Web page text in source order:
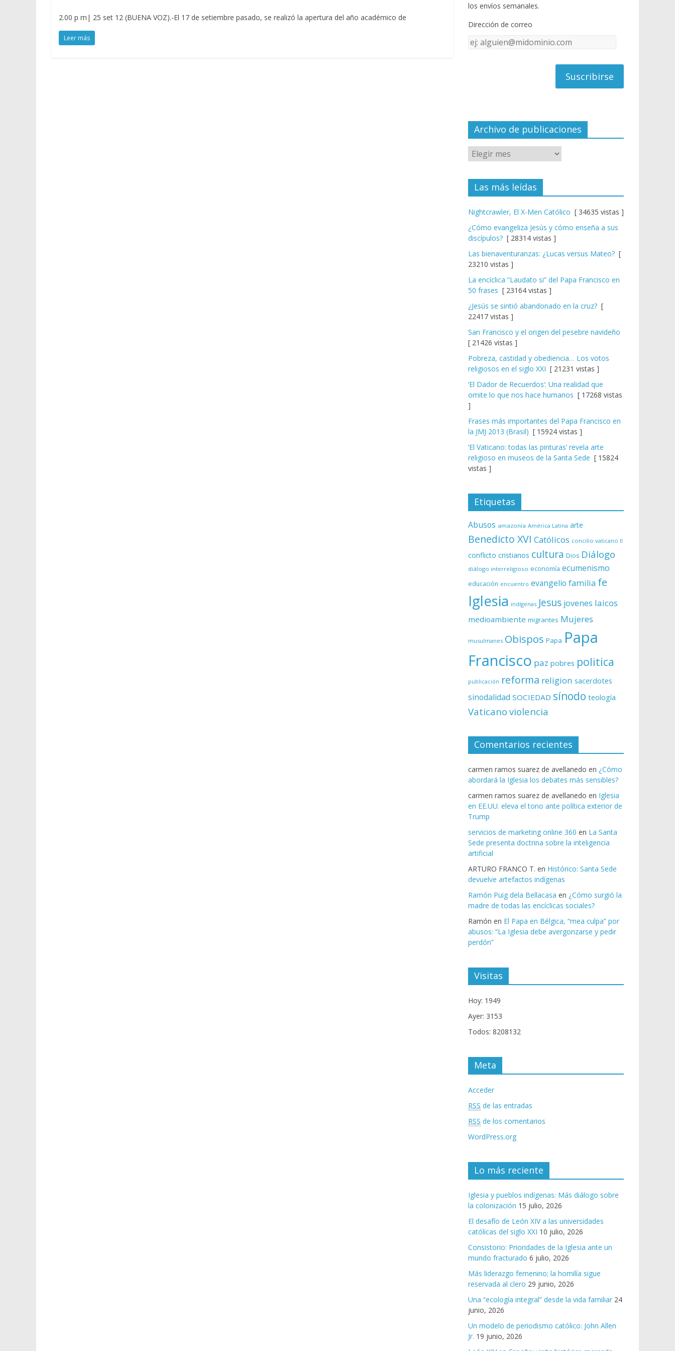
2.00 p m| 25 set 12 (BUENA VOZ).-El 17 de setiembre pasado, se realizó la apertura del año académico de
Leer más
o
k e
C
el
los envíos semanales.
Dirección de correo
Dirección
Archivo de publicaciones
Las más leídas
Nightcrawler, El X-Men Católico [ 34635 vistas ]
¿Cómo evangeliza Jesús y cómo enseña a sus
discípulos? [ 28314 vistas ]
Las bienaventuranzas: ¿Lucas versus Mateo? [
23210 vistas ]
La encíclica “Laudato si” del Papa Francisco en
50 frases [ 23164 vistas ]
¿Jesús se sintió abandonado en la cruz? [
22417 vistas ]
San Francisco y el origen del pesebre navideño
[ 21426 vistas ]
Pobreza, castidad y obediencia… Los votos
religiosos en el siglo XXI [ 21231 vistas ]
‘El Dador de Recuerdos’: Una realidad que
omite lo que nos hace humanos [ 17268 vistas
]
Frases más importantes del Papa Francisco en
la JMJ 2013 (Brasil) [ 15924 vistas ]
‘El Vaticano: todas las pinturas’ revela arte
religioso en museos de la Santa Sede [ 15824
vistas ]
Etiquetas
Abusos amazonía América Latina arte
Benedicto XVI Católicos concilio vaticano II
conflicto cristianos cultura Dios Diálogo
diálogo interreligioso economía ecumenismo
educación encuentro evangelio familia fe
Iglesia indígenas Jesus jovenes laicos
medioambiente migrantes Mujeres
musulmanes Obispos Papa Papa
Francisco paz pobres politica
publicación reforma religion sacerdotes
sinodalidad SOCIEDAD sínodo teología
Vaticano violencia
Comentarios recientes
carmen ramos suarez de avellanedo en ¿Cómo
abordará la Iglesia los debates más sensibles?
carmen ramos suarez de avellanedo en Iglesia
en EE.UU. eleva el tono ante política exterior de
Trump
servicios de marketing online 360 en La Santa
Sede presenta doctrina sobre la inteligencia
artificial
ARTURO FRANCO T. en Histórico: Santa Sede
devuelve artefactos indígenas
Ramón Puig dela Bellacasa en ¿Cómo surgió la
madre de todas las encíclicas sociales?
Ramón en El Papa en Bélgica, “mea culpa” por
abusos: “La Iglesia debe avergonzarse y pedir
perdón”
Visitas
Hoy: 1949
Ayer: 3153
Todos: 8208132
Meta
Acceder
RSS de las entradas
RSS de los comentarios
WordPress.org
Lo más reciente
Iglesia y pueblos indígenas: Más diálogo sobre
la colonización 15 julio, 2026
El desafío de León XIV a las universidades
católicas del siglo XXI 10 julio, 2026
Consistorio: Prioridades de la Iglesia ante un
mundo fracturado 6 julio, 2026
Más liderazgo femenino; la homilía sigue
reservada al clero 29 junio, 2026
Una “ecología integral” desde la vida familiar 24
junio, 2026
Un modelo de periodismo católico: John Allen
Jr. 19 junio, 2026